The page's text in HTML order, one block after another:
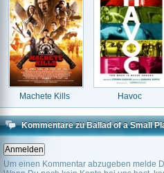
Machete Kills Havoc
Kommentare zu Ballad of a Small
Um einen Kommentar abzugeben melde